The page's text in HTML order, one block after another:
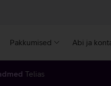
Pakkumised Abi ja
Telias